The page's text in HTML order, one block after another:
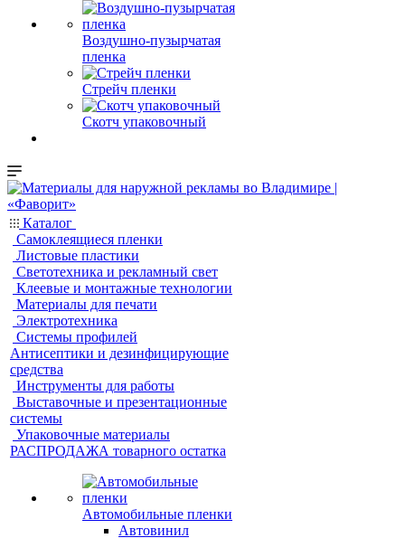
Воздушно-пузырчатая
пленка
Стрейч пленки
Скотч упаковочный
Каталог
Самоклеящиеся пленки
Листовые пластики
Светотехника и рекламный свет
Клеевые и монтажные технологии
Материалы для печати
Электротехника
Системы профилей
Антисептики и дезинфицирующие
средства
Инструменты для работы
Выставочные и презентационные
системы
Упаковочные материалы
РАСПРОДАЖА товарного остатка
Автомобильные пленки
Автовинил